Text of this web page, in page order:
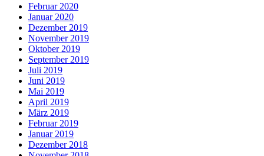
Februar 2020
Januar 2020
Dezember 2019
November 2019
Oktober 2019
September 2019
Juli 2019
Juni 2019
Mai 2019
April 2019
März 2019
Februar 2019
Januar 2019
Dezember 2018